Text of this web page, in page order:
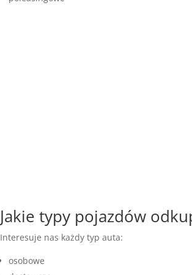
Jakie typy pojazdów
Interesuje nas każdy typ auta:
osobowe